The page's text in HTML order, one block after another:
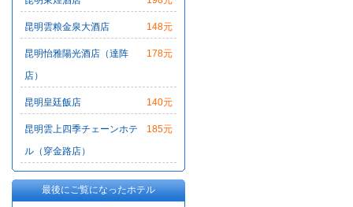
148元
昆明雲粮金泉大酒店
178元
昆明怡雅陽光酒店（達阵
店）
140元
昆明皇廷飯店
185元
昆明雲上四季チェーンホテ
ル（穿金路店）
最後にご覧になったホテル